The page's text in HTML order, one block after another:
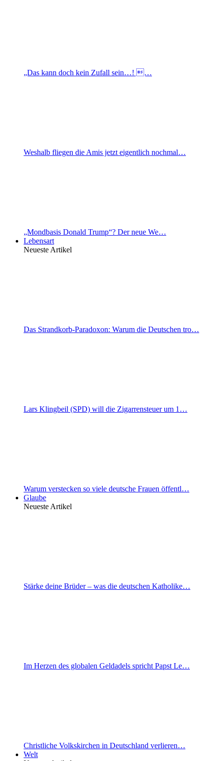
„Das kann doch kein Zufall sein…! …
Weshalb fliegen die Amis jetzt eigentlich nochmal…
„Mondbasis Donald Trump“? Der neue We…
Lebensart
Neueste Artikel
Das Strandkorb-Paradoxon: Warum die Deutschen tro…
Lars Klingbeil (SPD) will die Zigarrensteuer um 1…
Warum verstecken so viele deutsche Frauen öffentl…
Glaube
Neueste Artikel
Stärke deine Brüder – was die deutschen Katholike…
Im Herzen des globalen Geldadels spricht Papst Le…
Christliche Volkskirchen in Deutschland verlieren…
Welt